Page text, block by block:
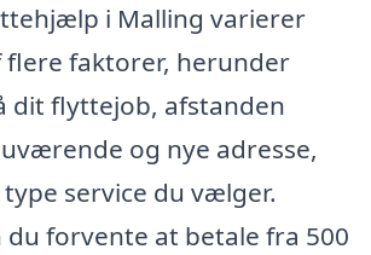
i Malling varierer
faktorer, herunder
dit flyttejob, afstanden
og nye adresse,
service du vælger.
du forvente at betale fra 500